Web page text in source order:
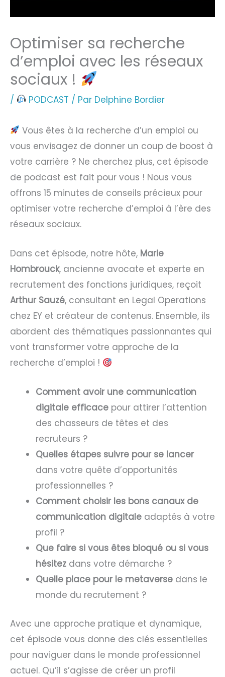
Optimiser sa recherche
d’emploi avec les réseaux
sociaux !
/ PODCAST / Par Delphine Bordier
Vous êtes à la recherche d’un emploi ou
vous envisagez de donner un coup de boost à
votre carrière ? Ne cherchez plus, cet épisode
de podcast est fait pour vous ! Nous vous
offrons 15 minutes de conseils précieux pour
optimiser votre recherche d’emploi à l’ère des
réseaux sociaux.
Dans cet épisode, notre hôte, Marie
Hombrouck, ancienne avocate et experte en
recrutement des fonctions juridiques, reçoit
Arthur Sauzé, consultant en Legal Operations
chez EY et créateur de contenus. Ensemble, ils
abordent des thématiques passionnantes qui
vont transformer votre approche de la
recherche d’emploi !
Comment avoir une communication
digitale efficace pour attirer l’attention
des chasseurs de têtes et des
recruteurs ?
Quelles étapes suivre pour se lancer
dans votre quête d’opportunités
professionnelles ?
Comment choisir les bons canaux de
communication digitale adaptés à votre
profil ?
Que faire si vous êtes bloqué ou si vous
hésitez dans votre démarche ?
Quelle place pour le metaverse dans le
monde du recrutement ?
Avec une approche pratique et dynamique,
cet épisode vous donne des clés essentielles
pour naviguer dans le monde professionnel
actuel. Qu’il s’agisse de créer un profil